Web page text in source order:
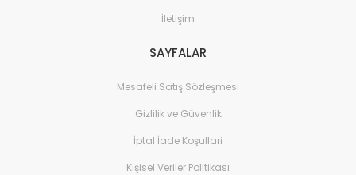
İletişim
SAYFALAR
Mesafeli Satış Sözleşmesi
Gizlilik ve Güvenlik
İptal İade Koşullari
Kişisel Veriler Politikası